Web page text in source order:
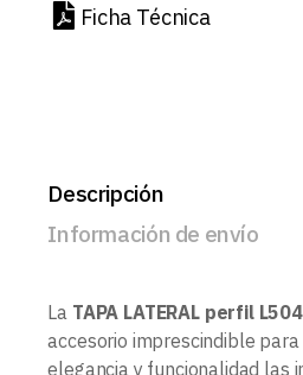
Ficha Técnica
Descripción
Información de envío
La TAPA LATERAL perfil
accesorio imprescindible
elegancia y funcionalidad las